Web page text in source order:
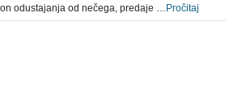
odustajanja od nečega, predaje … Pročitaj